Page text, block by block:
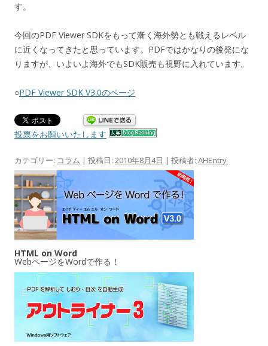
す。
今回のPDF Viewer SDKをもって漸く海外勢とも戦えるレベル
に近くなってきたと思っています。PDFではかなりの後発にな
りますが、いよいよ海外でもSDK販売も視野に入れています。
○PDF Viewer SDK V3.0のページ
投票をお願いいたします
カテゴリー: コラム | 投稿日: 2010年8月4日 | 投稿者: AHEntry
HTML on Word
WebページをWordで作る！